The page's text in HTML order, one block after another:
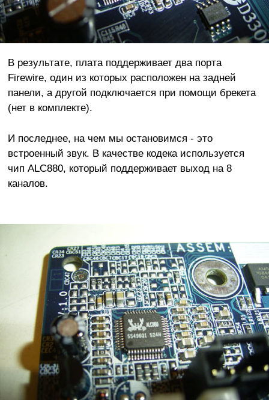
В результате, плата поддерживает два порта
Firewire, один из которых расположен на задней
панели, а другой подключается при помощи брекета
(нет в комплекте).
И последнее, на чем мы остановимся - это
встроенный звук. В качестве кодека используется
чип ALC880, который поддерживает выход на 8
каналов.